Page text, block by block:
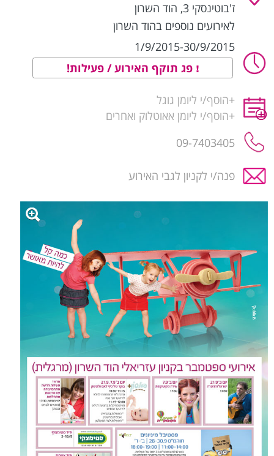
ז'בוטינסקי 3 , הוד השרון
לאירועים נוספים בהוד השרון
1/9/2015-30/9/2015
פג תוקף האירוע / פעילות!
+הוסף/י ליומן גוגל
+הוסף/י ליומן אאוטלוק ואחרים
09-7403405
פנה/י לקניון לגבי האירוע